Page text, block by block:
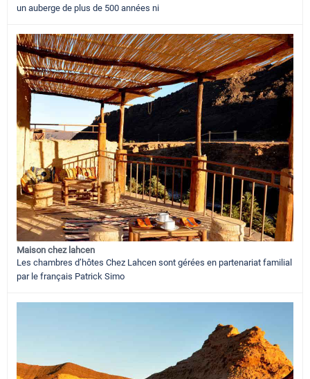
un auberge de plus de 500 années ni
Maison chez lahcen
Les chambres d’hôtes Chez Lahcen sont gérées en partenariat familial
par le français Patrick Simo